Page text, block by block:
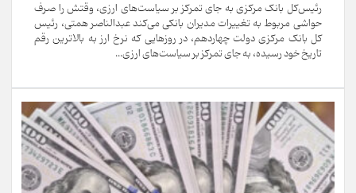
رئیس‌کل بانک مرکزی به جای تمرکز بر سیاست‌های ارزی، وقتش را صرف
حواشی مربوط به تغییرات مدیران بانکی می‌کند عبدالناصر همتی، رئیس
کل بانک مرکزی دولت چهاردهم، در روزهایی که نرخ ارز به بالاترین رقم
تاریخ خود رسیده، به جای تمرکز بر سیاست‌های ارزی...